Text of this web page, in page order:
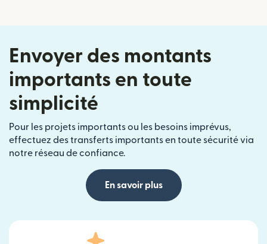
Envoyer des montants
importants en toute
simplicité
Pour les projets importants ou les besoins imprévus,
effectuez des transferts importants en toute sécurité via
notre réseau de confiance.
En savoir plus